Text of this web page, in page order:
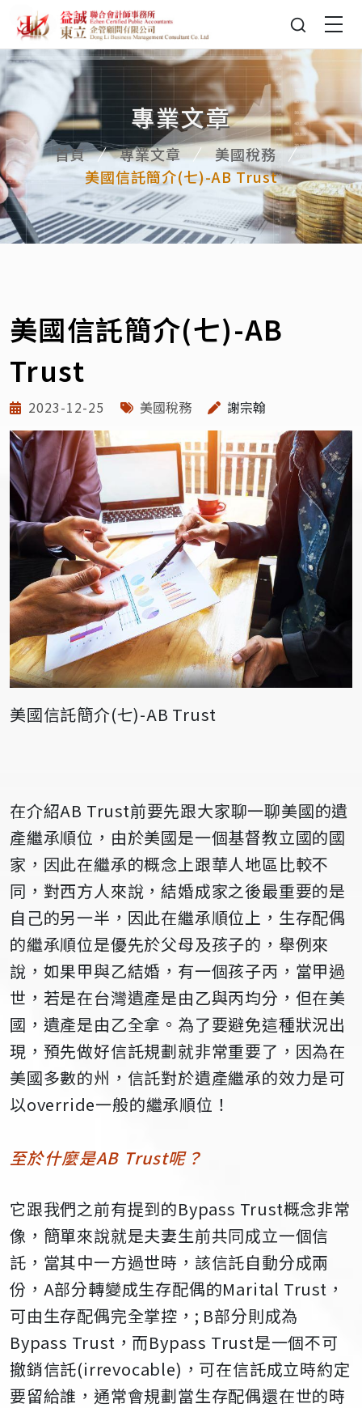
專業文章
首頁 專業文章
美國稅務
美國信託簡介(七)-AB Trust
美國信託簡介(七)-AB
Trust
2023-12-25 美國稅務 謝宗翰
美國信託簡介(七)-AB Trust
在介紹AB Trust前要先跟大家聊一聊美國的遺
產繼承順位，由於美國是一個基督教立國的國
家，因此在繼承的概念上跟華人地區比較不
同，對西方人來說，結婚成家之後最重要的是
自己的另一半，因此在繼承順位上，生存配偶
的繼承順位是優先於父母及孩子的，舉例來
說，如果甲與乙結婚，有一個孩子丙，當甲過
世，若是在台灣遺產是由乙與丙均分，但在美
國，遺產是由乙全拿。為了要避免這種狀況出
現，預先做好信託規劃就非常重要了，因為在
美國多數的州，信託對於遺產繼承的效力是可
以override一般的繼承順位！
至於什麼是AB Trust呢？
它跟我們之前有提到的Bypass Trust概念非常
像，簡單來說就是夫妻生前共同成立一個信
託，當其中一方過世時，該信託自動分成兩
份， A部分轉變成生存配偶的Marital Trust ，
可由生存配偶完全掌控， ; B部分則成為
Bypass Trust ，而Bypass Trust是一個不可
撤銷信託(irrevocable) ，可在信託成立時約定
要留給誰，通常會規劃當生存配偶還在世的時